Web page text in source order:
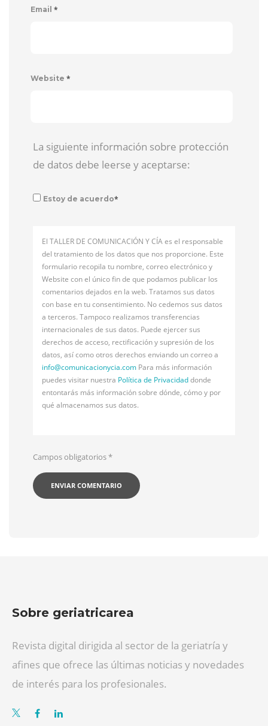
Email *
Website *
La siguiente información sobre protección
de datos debe leerse y aceptarse:
Estoy de acuerdo*
El TALLER DE COMUNICACIÓN Y CÍA es el responsable
del tratamiento de los datos que nos proporcione. Este
formulario recopila tu nombre, correo electrónico y
Website con el único fin de que podamos publicar los
comentarios dejados en la web. Tratamos sus datos
con base en tu consentimiento. No cedemos sus datos
a terceros. Tampoco realizamos transferencias
internacionales de sus datos. Puede ejercer sus
derechos de acceso, rectificación y supresión de los
datos, así como otros derechos enviando un correo a
info@comunicacionycia.com Para más información
puedes visitar nuestra Política de Privacidaddonde
entontarás más información sobre dónde, cómo y por
qué almacenamos sus datos.
Campos obligatorios*
Sobre geriatricarea
Revista digital dirigida al sector de la geriatría y
afines que ofrece las últimas noticias y novedades
de interés para los profesionales.